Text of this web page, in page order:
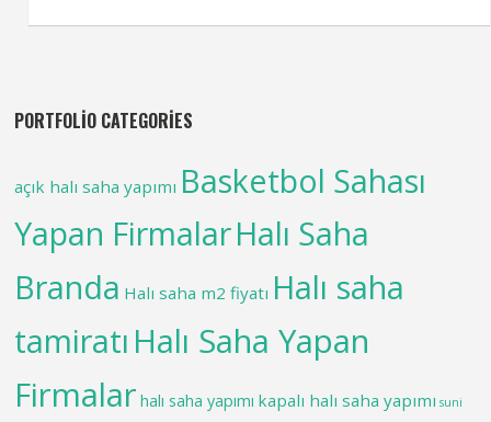
PORTFOLIO CATEGORIES
açık halı saha yapımı Basketbol Sahası
Yapan FirmalarHalı Saha
Branda Halı saha m2 fiyatı Halı saha
tamiratı Halı Saha Yapan
Firmalar halı saha yapımı kapalı halı saha yapımı suni